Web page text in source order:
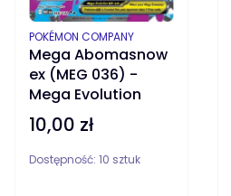
Mega Abomasnow
ex (MEG 036) -
Mega Evolution
PRODUCENT
POKÉMON COMPANY
Cena
10,00 zł
Dostępność: 10 sztuk